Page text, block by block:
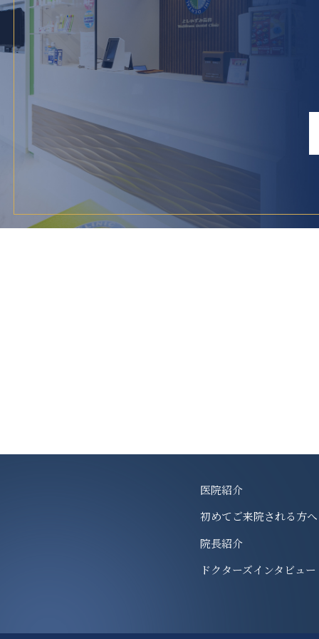
医院紹介
初めてご来院される方へ
院長紹介
ドクターズインタビュー